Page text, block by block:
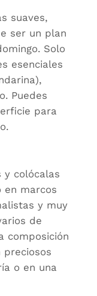
suaves,
ser un plan
Solo
esenciales
Puedes
para
y colócalas
en marcos
y muy
de
composición
preciosos
o en una